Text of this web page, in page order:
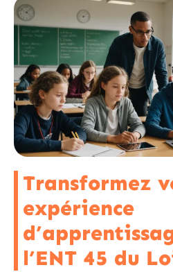
Transformez
expérience
l’ENT 45 du